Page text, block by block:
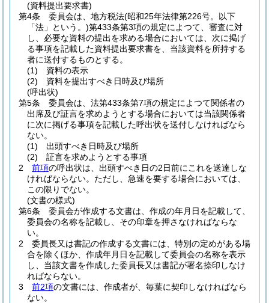
(資料提出要求書)
第4条
委員会は、地方税法(昭和25年法律第226号。以下
「法」という。)第433条第3項の規定によつて、審査に対
し、必要な資料の提出を求める場合においては、次に掲げ
る事項を記載した資料提出要求書を、当該資料を所持する
者に送付するものとする。
(1)
資料の表示
(2)
資料を提出すべき日時及び場所
(呼出状)
第5条
委員会は、法第433条第7項の規定によつて関係者の
出席及び証言を求めようとする場合においては当該関係者
に次に掲げる事項を記載した呼出状を送付しなければなら
ない。
(1)
出頭すべき日時及び場所
(2)
証言を求めようとする事項
2
前項の呼出状は、出頭すべき日の2日前にこれを送達しな
ければならない。 ただし、急速を要する場合においては、
この限りでない。
(文書の様式)
第6条
委員会が作成する文書は、作成の年月日を記載して、
委員会の名称を記載し、その印章を押さなければならな
い。
2
委員長又は書記の作成する文書には、特別の定めがある場
合を除くほか、作成年月日を記載して委員会の名称を表示
し、当該文書を作成した委員長又は書記が署名捺印しなけ
ればならない。
3
前2項の文書には、作成者が、毎葉に契印しなければなら
ない。